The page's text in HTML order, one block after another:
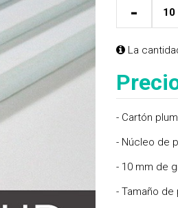
-
La
- Cartón
- Núcleo de
- 10 mm de
- Tamaño de